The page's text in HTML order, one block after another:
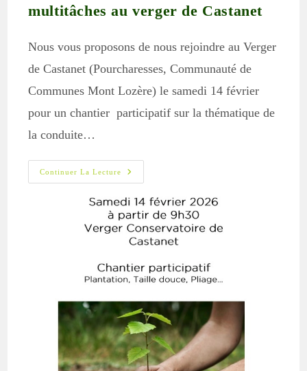
multitâches au verger de Castanet
Nous vous proposons de nous rejoindre au Verger
de Castanet (Pourcharesses, Communauté de
Communes Mont Lozère) le samedi 14 février
pour un chantier participatif sur la thématique de
la conduite…
Continuer La Lecture
14
Février
:
Journée
Multitâches
Au
Verger
De